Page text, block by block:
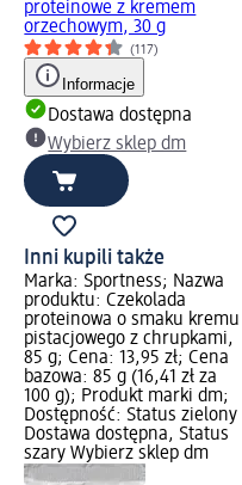
proteinowe z kremem
orzechowym, 30 g
(117)
Informacje
Dostawa dostępna
Wybierz sklep dm
Inni kupili także
Marka: Sportness; Nazwa
produktu: Czekolada
proteinowa o smaku kremu
pistacjowego z chrupkami,
85 g; Cena: 13,95 zł; Cena
bazowa: 85 g (16,41 zł za
100 g); Produkt marki dm;
Dostępność: Status zielony
Dostawa dostępna, Status
szary Wybierz sklep dm